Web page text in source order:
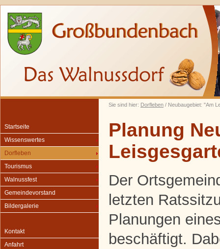
Sie sind hier: Dorfleben / Neubaugebiet: "Am
Startseite
Wissenswertes
Dorfleben
Tourismus
Walnussfest
Gemeindevorstand
Bildergalerie
Kontakt
Anfahrt
Planung
Der
letzten
Planungen
beschäftigt.